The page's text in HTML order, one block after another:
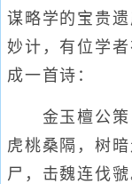
谋略学的宝贵
妙计，有位学
成一首诗：
金玉檀公策
虎桃桑隔，树
尸，击魏连伐虢